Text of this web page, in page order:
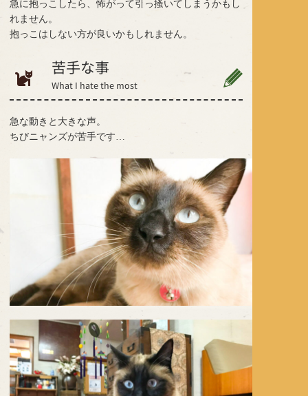
急に抱っこしたら、怖がって引っ搔いてしまうかもし
れません。
抱っこはしない方が良いかもしれません。
苦手な事
What I hate the most
急な動きと大きな声。
ちびニャンズが苦手です…